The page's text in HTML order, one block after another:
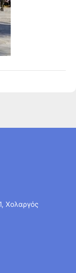
Χολαργός